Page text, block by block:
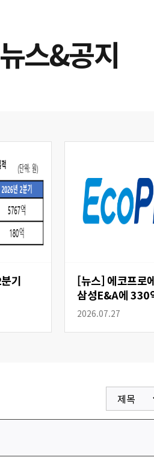
뉴스&공지
[뉴스] 에코프로
삼성E&A에 330
공급
2026.07.27